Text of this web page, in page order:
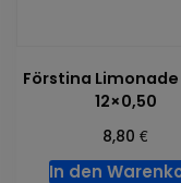
Förstina Limonade
12×0,50
8,80€
In den